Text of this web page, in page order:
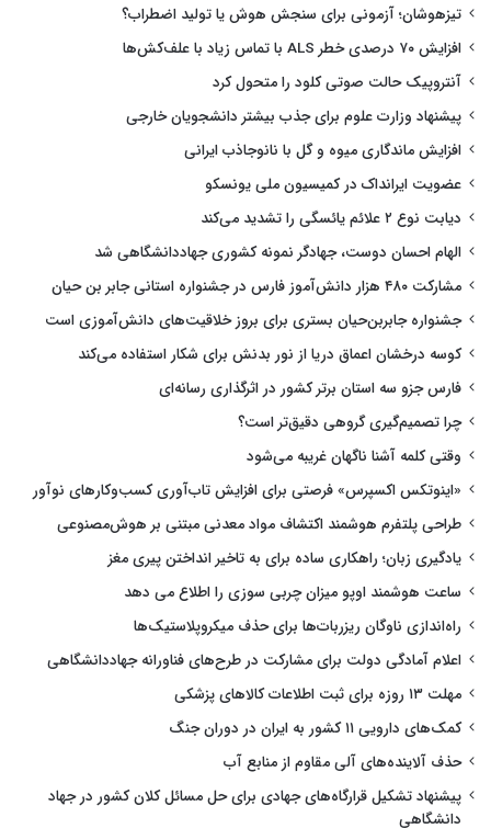
تیزهوشان؛ آزمونی برای سنجش هوش یا تولید اضطراب؟
افزایش ۷۰ درصدی خطر ALS با تماس زیاد با علف‌کش‌ها
آنتروپیک حالت صوتی کلود را متحول کرد
پیشنهاد وزارت علوم برای جذب بیشتر دانشجویان خارجی
افزایش ماندگاری میوه و گل با نانوجاذب ایرانی
عضویت ایرانداک در کمیسیون ملی یونسکو
دیابت نوع ۲ علائم یائسگی را تشدید می‌کند
الهام احسان دوست، جهادگر نمونه کشوری جهاددانشگاهی شد
مشارکت ۴۸۰ هزار دانش‌آموز فارس در جشنواره استانی جابر بن حیان
جشنواره جابربن‌حیان بستری برای بروز خلاقیت‌های دانش‌آموزی است
کوسه درخشان اعماق دریا از نور بدنش برای شکار استفاده می‌کند
فارس جزو سه استان برتر کشور در اثرگذاری رسانه‌ای
چرا تصمیم‌گیری گروهی دقیق‌تر است؟
وقتی کلمه آشنا ناگهان غریبه می‌شود
«اینوتکس اکسپرس» فرصتی برای افزایش تاب‌آوری کسب‌وکارهای نوآور
طراحی پلتفرم هوشمند اکتشاف مواد معدنی مبتنی بر هوش‌مصنوعی
یادگیری زبان؛ راهکاری ساده برای به تاخیر انداختن پیری مغز
ساعت هوشمند اوپو میزان چربی سوزی را اطلاع می دهد
راه‌اندازی ناوگان ریزربات‌ها برای حذف میکروپلاستیک‌ها
اعلام آمادگی دولت برای مشارکت در طرح‌های فناورانه جهاددانشگاهی
مهلت ۱۳ روزه برای ثبت اطلاعات کالاهای پزشکی
کمک‌های دارویی ۱۱ کشور به ایران در دوران جنگ
حذف آلاینده‌های آلی مقاوم از منابع آب
پیشنهاد تشکیل قرارگاه‌های جهادی برای حل مسائل کلان کشور در جهاد
دانشگاهی